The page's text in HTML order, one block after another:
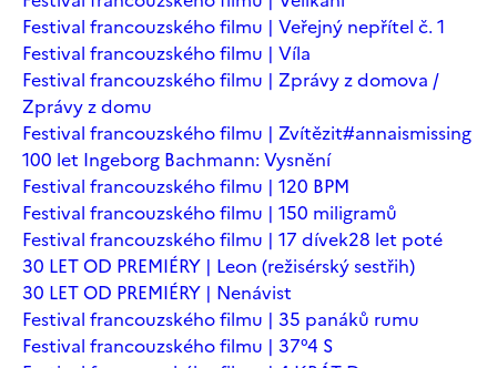
Festival francouzského filmu | Veřejný nepřítel č. 1
Festival francouzského filmu | Víla
Festival francouzského filmu | Zprávy z domova /
Zprávy z domu
Festival francouzského filmu | Zvítězit#annaismissing
100 let Ingeborg Bachmann: Vysnění
Festival francouzského filmu | 120 BPM
Festival francouzského filmu | 150 miligramů
Festival francouzského filmu | 17 dívek28 let poté
30 LET OD PREMIÉRY | Leon (režisérský sestřih)
30 LET OD PREMIÉRY | Nenávist
Festival francouzského filmu | 35 panáků rumu
Festival francouzského filmu | 37°4 S